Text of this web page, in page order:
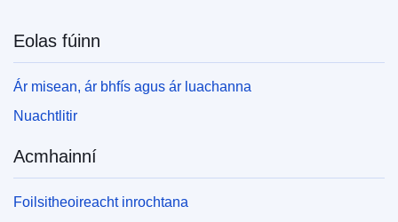
Eolas fúinn
Ár misean, ár bhfís agus ár luachanna
Nuachtlitir
Acmhainní
Foilsitheoireacht inrochtana